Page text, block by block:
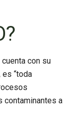
con su
es “toda
contaminantes a